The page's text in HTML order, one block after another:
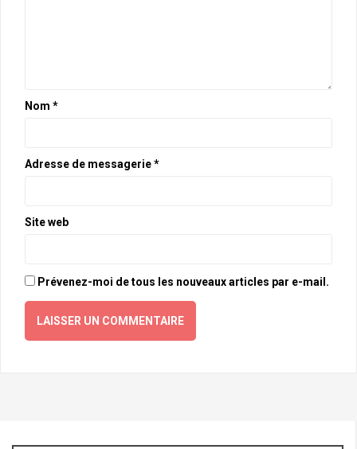
Nom *
Adresse de messagerie*
Site web
Prévenez-moi de tous les nouveaux articles par e-mail.